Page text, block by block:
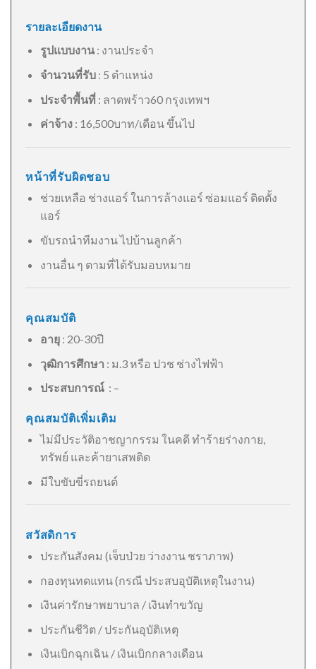
รายละเอียดงาน
รูปแบบงาน: งานประจำ
จำนวนที่รับ: 5 ตำแหน่ง
ประจำพื้นที่: ลาดพร้าว60 กรุงเทพฯ
ค่าจ้าง: 16,500บาท/เดือน ขึ้นไป
หน้าที่รับผิดชอบ
ช่วยเหลือ ช่างแอร์ ในการล้างแอร์ ซ่อมแอร์ ติดตั้ง
แอร์
ขับรถนำทีมงาน ไปบ้านลูกค้า
งานอื่น ๆ ตามที่ได้รับมอบหมาย
คุณสมบัติ
อายุ: 20-30ปี
วุฒิการศึกษา : ม.3 หรือ ปวช ช่างไฟฟ้า
ประสบการณ์: –
คุณสมบัติเพิ่มเติม
ไม่มีประวัติอาชญากรรม ในคดี ทำร้ายร่างกาย,
ทรัพย์ และค้ายาเสพติด
มีใบขับขี่รถยนต์
สวัสดิการ
ประกันสังคม (เจ็บป่วย ว่างงาน ชราภาพ)
กองทุนทดแทน (กรณี ประสบอุบัติเหตุในงาน)
เงินค่ารักษาพยาบาล / เงินทำขวัญ
ประกันชีวิต / ประกันอุบัติเหตุ
เงินเบิกฉุกเฉิน / เงินเบิกกลางเดือน